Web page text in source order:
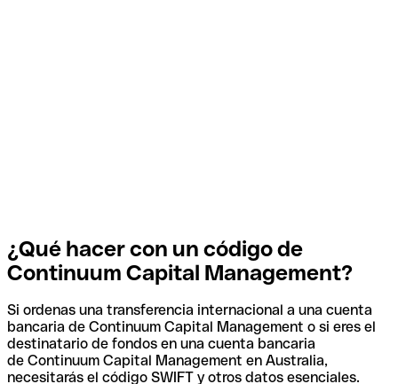
¿Qué hacer con un código de
Continuum Capital Management?
Si ordenas una transferencia internacional a una cuenta
bancaria de Continuum Capital Management o si eres el
destinatario de fondos en una cuenta bancaria
de Continuum Capital Management en Australia,
necesitarás el código SWIFT y otros datos esenciales.